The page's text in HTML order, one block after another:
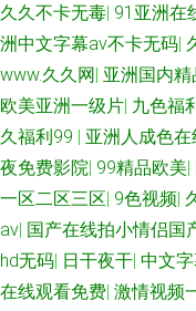
久久不卡无毒| 91亚洲在
洲中文字幕av不卡无码|
www.久久网| 亚洲国内
欧美亚洲一级片| 九色福
久福利99 | 亚洲人成色
夜免费影院| 99精品欧美|
一区二区三区| 9色视频|
av| 国产在线拍小情侣国
hd无码| 日干夜干| 中文
在线观看免费| 激情视频